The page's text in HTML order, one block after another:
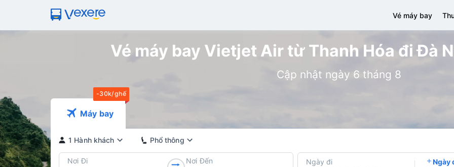
Vé máy bay
Vé máy bay Vietjet Air từ Thanh Hóa đi Đà
Cập nhật ngày 6 tháng 8
-30k/ghế
Máy bay
1 Hành khách Phổ thông
Nơi Đi
Nơi Đến
Ngày đi
Ngày